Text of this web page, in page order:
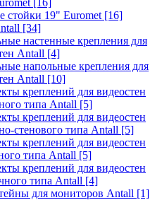
[16]
стойки 19" Euromet [16]
[34]
настенные крепления для
Antall [4]
напольные крепления для
Antall [10]
креплений для видеостен
типа Antall [5]
креплений для видеостен
стенового типа Antall [5]
креплений для видеостен
типа Antall [5]
креплений для видеостен
типа Antall [4]
для мониторов Antall [1]